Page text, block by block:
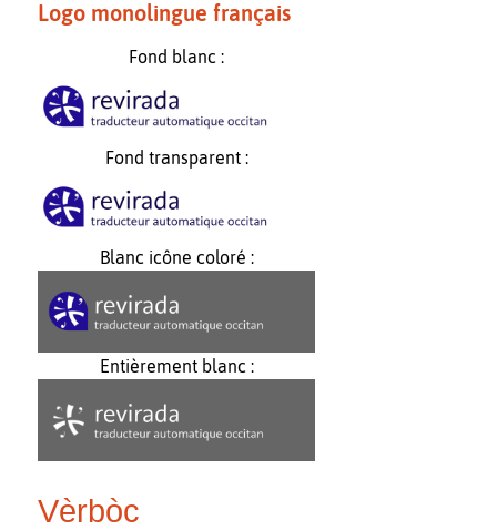
Logo monolingue français
Fond blanc :
Fond transparent :
Blanc icône coloré :
Entièrement blanc :
Vèrbòc